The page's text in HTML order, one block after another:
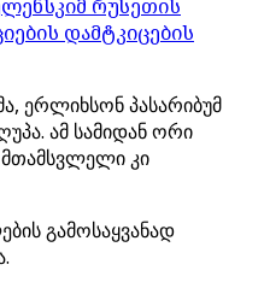
რუსეთის
დამტკიცების
ერლიხსონ პასარიბუმ
ამ სამიდან ორი
კი
გამოსაყვანად